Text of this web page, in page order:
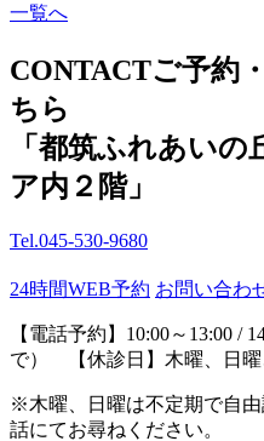
一覧へ
CONTACTご予約
ちら
「都筑ふれあいの
ア内２階」
Tel.045-530-9680
24時間WEB予約 お問い合わ
【電話予約】10:00～13:00 /
で） 【休診日】木曜、日曜
※木曜、日曜は不定期で自
話にてお尋ねください。